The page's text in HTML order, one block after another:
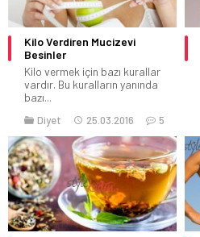
Kilo Verdiren Mucizevi
Besinler
Kilo vermek için bazı kurallar
vardır. Bu kuralların yanında
bazı...
Diyet 25.03.2016 5